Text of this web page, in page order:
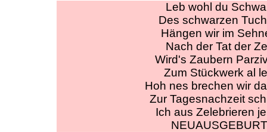
Leb wohl du
Des schwarzen
Hängen wir im
Nach der Tat der
Wird's Zaubern
Zum Stückwerk al
Hoh nes brechen wir
Zur Tagesnachzeit
Ich aus Zelebrieren
NEUAUSGEBURT